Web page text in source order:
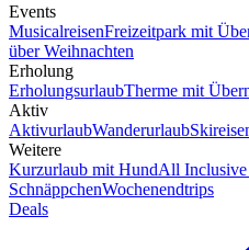
Events
MusicalreisenFreizeitpark mit
über Weihnachten
Erholung
ErholungsurlaubTherme mit
Aktiv
AktivurlaubWanderurlaub
Weitere
Kurzurlaub mit HundAll
SchnäppchenWochenendtrips
Deals